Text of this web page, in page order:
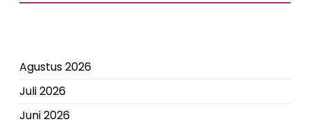
Agustus 2026
Juli 2026
Juni 2026